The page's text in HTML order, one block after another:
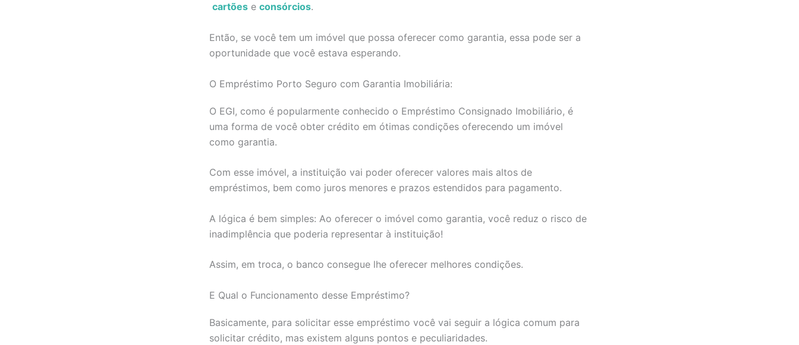
cartões e consórcios.
Então, se você tem um imóvel que possa oferecer como garantia, essa pode ser a
oportunidade que você estava esperando.
O Empréstimo Porto Seguro com Garantia Imobiliária:
O EGI, como é popularmente conhecido o Empréstimo Consignado Imobiliário, é
uma forma de você obter crédito em ótimas condições oferecendo um imóvel
como garantia.
Com esse imóvel, a instituição vai poder oferecer valores mais altos de
empréstimos, bem como juros menores e prazos estendidos para pagamento.
A lógica é bem simples: Ao oferecer o imóvel como garantia, você reduz o risco de
inadimplência que poderia representar à instituição!
Assim, em troca, o banco consegue lhe oferecer melhores condições.
E Qual o Funcionamento desse Empréstimo?
Basicamente, para solicitar esse empréstimo você vai seguir a lógica comum para
solicitar crédito, mas existem alguns pontos e peculiaridades.